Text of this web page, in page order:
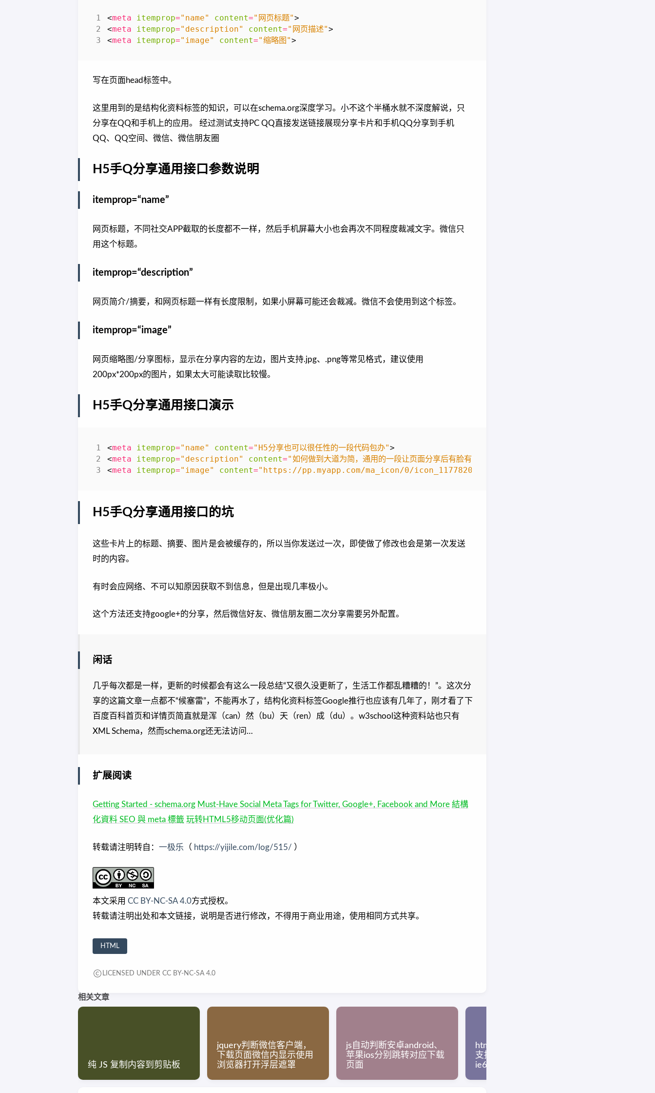
<meta itemprop="name" content="网页标题">
<meta itemprop="description" content="网页描述">
<meta itemprop="image" content="缩略图">
写在页面head标签中。
这里用到的是结构化资料标签的知识，可以在schema.org深度学习。小不这个半桶水就不深度解说，只
分享在QQ和手机上的应用。 经过测试支持PC QQ直接发送链接展现分享卡片和手机QQ分享到手机
QQ、QQ空间、微信、微信朋友圈
H5手Q分享通用接口参数说明
itemprop=“name”
网页标题，不同社交APP截取的长度都不一样，然后手机屏幕大小也会再次不同程度裁减文字。微信只
用这个标题。
itemprop=“description”
网页简介/摘要，和网页标题一样有长度限制，如果小屏幕可能还会裁减。微信不会使用到这个标签。
itemprop=“image”
网页缩略图/分享图标，显示在分享内容的左边，图片支持.jpg、.png等常见格式，建议使用
200px*200px的图片，如果太大可能读取比较慢。
H5手Q分享通用接口演示
<meta itemprop="name" content="H5分享也可以很任性的一段代码包办">
<meta itemprop="description" content="如何做到大道为简，通用的一段让页面分享后有脸有标题有摘要"
<meta itemprop="image" content="https://pp.myapp.com/ma_icon/0/icon_11778207_1453189893/96"
H5手Q分享通用接口的坑
这些卡片上的标题、摘要、图片是会被缓存的，所以当你发送过一次，即使做了修改也会是第一次发送
时的内容。
有时会应网络、不可以知原因获取不到信息，但是出现几率极小。
这个方法还支持google+的分享，然后微信好友、微信朋友圈二次分享需要另外配置。
闲话
几乎每次都是一样，更新的时候都会有这么一段总结“又很久没更新了，生活工作都乱糟糟的！”。这次分
享的这篇文章一点都不“候塞雷”，不能再水了，结构化资料标签Google推行也应该有几年了，刚才看了下
百度百科首页和详情页简直就是浑（can）然（bu）天（ren）成（du）。w3school这种资料站也只有
XML Schema，然而schema.org还无法访问…
扩展阅读
Getting Started - schema.org Must-Have Social Meta Tags for Twitter, Google+, Facebook and More 結構
化資料 SEO 與 meta 標籤 玩转HTML5移动页面(优化篇)
转载请注明转自： 一极乐 （ https://yijile.com/log/515/ ）
本文采用 CC BY-NC-SA 4.0方式授权。
转载请注明出处和本文链接，说明是否进行修改，不得用于商业用途，使用相同方式共享。
HTML
LICENSED UNDER CC BY-NC-SA 4.0
相关文章
纯 JS 复制内容到剪贴板
jquery判断微信客户端，
下载页面微信内显示使用
浏览器打开浮层遮罩
js自动判断安卓android、
苹果ios分别跳转对应下载
页面
html5shiv.min.js不能让ie6
支持html5标签？https和
ie6的坑